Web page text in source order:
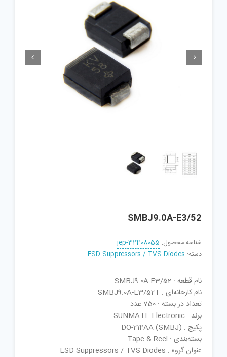
 
SMBJ9.0A-E3/52
شناسه محصول: jep-32408055
دسته: ESD Suppressors / TVS Diodes
نام قطعه : SMBJ9.0A-E3/52
نام کارخانه‌ای : SMBJ9.0A-E3/52T
تعداد در بسته : 750 عدد
برند : SUNMATE Electronic
پکیج : DO-214AA (SMBJ)
بسته‌بندی : Tape & Reel
عنوان گروه : ESD Suppressors / TVS Diodes